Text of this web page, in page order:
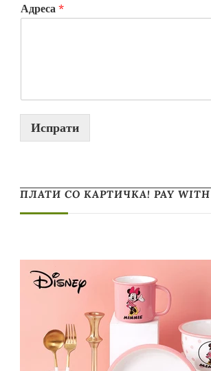
Адреса *
Испрати
ПЛАТИ СО КАРТИЧКА! PAY WITH